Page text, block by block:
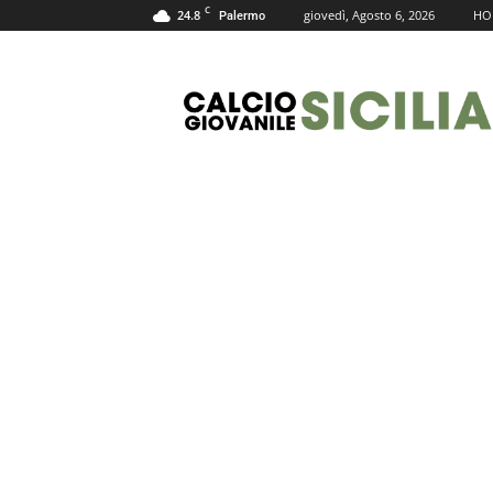
24.8 C Palermo giovedì, Agosto 6, 2026
Giovanile
Sicilia